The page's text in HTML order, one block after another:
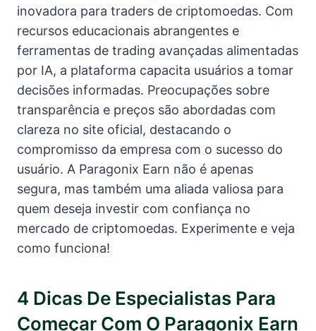
inovadora para traders de criptomoedas. Com
recursos educacionais abrangentes e
ferramentas de trading avançadas alimentadas
por IA, a plataforma capacita usuários a tomar
decisões informadas. Preocupações sobre
transparência e preços são abordadas com
clareza no site oficial, destacando o
compromisso da empresa com o sucesso do
usuário. A Paragonix Earn não é apenas
segura, mas também uma aliada valiosa para
quem deseja investir com confiança no
mercado de criptomoedas. Experimente e veja
como funciona!
4 Dicas De Especialistas Para
Começar Com O Paragonix Earn